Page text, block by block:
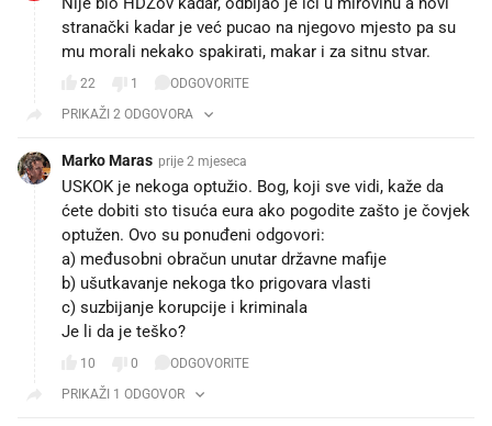
stranački kadar je već pucao na njegovo mjesto pa su
mu morali nekako spakirati, makar i za sitnu stvar.
22 1
ODGOVORITE
PRIKAŽI 2 ODGOVORA
Marko Maras prije 2 mjeseca
USKOK je nekoga optužio. Bog, koji sve vidi, kaže da
ćete dobiti sto tisuća eura ako pogodite zašto je čovjek
optužen. Ovo su ponuđeni odgovori:
a) međusobni obračun unutar državne mafije
b) ušutkavanje nekoga tko prigovara vlasti
c) suzbijanje korupcije i kriminala
Je li da je teško?
10 0
ODGOVORITE
PRIKAŽI 1 ODGOVOR